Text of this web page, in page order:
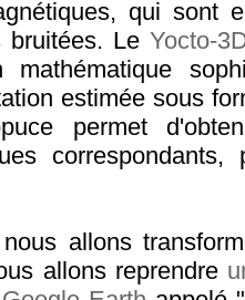
qui sont
bruitées. Le Yocto-
mathématique
estimée sous
permet
allons
allons reprendre